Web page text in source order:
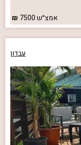
אמצ״ש7500
עבדון